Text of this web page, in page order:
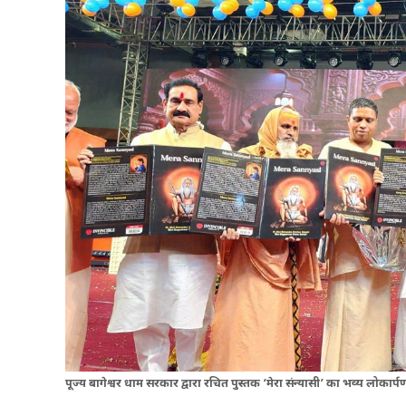
पूज्य बागेश्वर धाम सरकार द्वारा रचित पुस्तक ‘मेरा संन्यासी’ का भव्य